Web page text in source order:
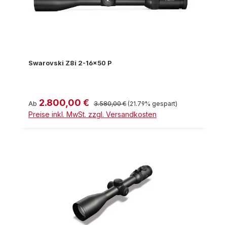
Swarovski Z8i 2-16x50 P
Verkaufspreis:
Ab 2.800,00 € Regulärer Preis:
3.580,00 € (21.79% gespart)
Preise inkl. MwSt. zzgl. Versandkosten